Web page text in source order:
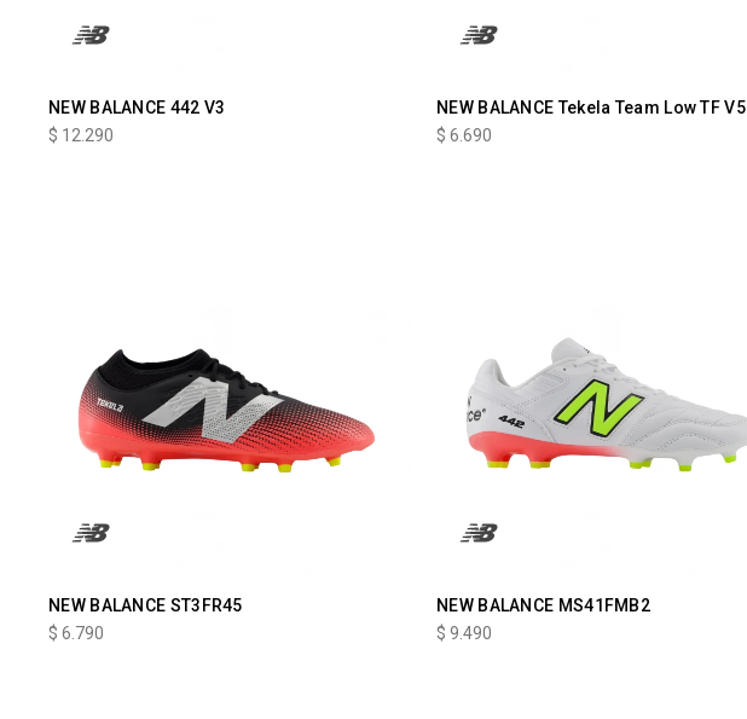
NEW BALANCE 442 V3
$ 12.290
NEW BALANCE Tekela Team Low TF V5
$ 6.690
NEW BALANCE ST3FR45
$ 6.790
NEW BALANCE MS41FMB2
$ 9.490